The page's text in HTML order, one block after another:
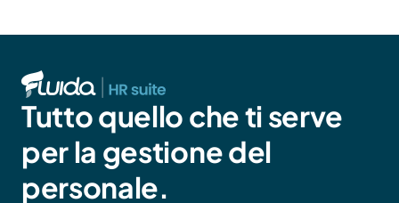
Tutto quello che ti serve
per la gestione del
personale.